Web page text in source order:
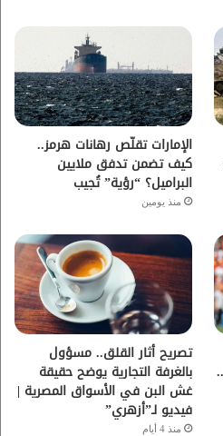
ر
ي
و
ب
ت
ق
ر
ا
م
الإمارات تقلّص رهانات هرمز..
كيف تضمن تدفق ملايين
البراميل؟ “رؤية” تُجيب
منذ يومين
بسوق الانتقالات الأوروبية 2026..
تصريح أثار القلق.. مسؤول
بالغرفة التجارية يوضح حقيقة
غش البن في الأسواق المصرية |
فيديو لـ”أزهري”
منذ 4 أيام